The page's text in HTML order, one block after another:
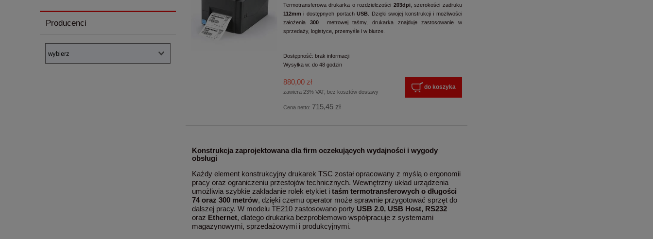
Producenci
Termotransferowa drukarka o rozdzielczości 203dpi, szerokości zadruku
112mm i dostępnych portachUSB . Dzięki swojej konstrukcji i możliwości
założenia 300metrowej taśmy, drukarka znajduje zastosowanie w
sprzedaży, logistyce, przemyśle i w biurze.
Dostępność: brak informacji
Wysyłka w: do 48 godzin
880,00 zł
zawiera 23% VAT, bez kosztów dostawy
Cena netto: 715,45 zł
do koszyka
Konstrukcja zaprojektowana dla firm oczekujących wydajności i wygody
obsługi
Każdy element konstrukcyjny drukarek TSC został opracowany z myślą o ergonomii
pracy oraz ograniczeniu przestojów technicznych. Wewnętrzny układ urządzenia
umożliwia szybkie zakładanie rolek etykiet i taśm termotransferowych o długości
74 oraz 300 metrów, dzięki czemu operator może sprawnie przygotować sprzęt do
dalszej pracy. W modelu TE210 zastosowano porty USB 2.0, USB Host, RS232
oraz Ethernet, dlatego drukarka bezproblemowo współpracuje z systemami
magazynowymi, sprzedażowymi i produkcyjnymi.